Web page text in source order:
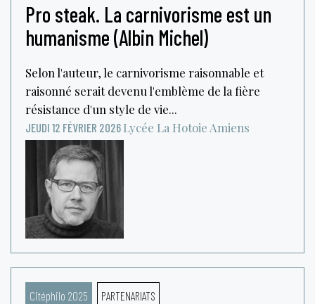
Pro steak. La carnivorisme est un
humanisme (Albin Michel)
Selon l'auteur, le carnivorisme raisonnable et
raisonné serait devenu l'emblème de la fière
résistance d'un style de vie...
JEUDI 12 FÉVRIER 2026 Lycée La Hotoie Amiens
Citéphilo 2025 PARTENARIATS